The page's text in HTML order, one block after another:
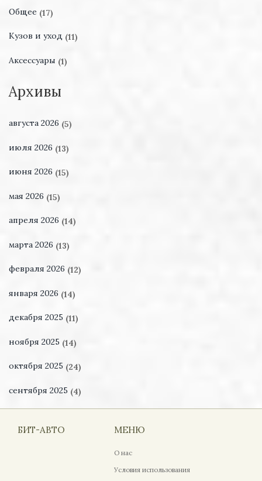
Общее (17)
Кузов и уход (11)
Аксессуары (1)
Архивы
августа 2026 (5)
июля 2026 (13)
июня 2026 (15)
мая 2026 (15)
апреля 2026 (14)
марта 2026 (13)
февраля 2026 (12)
января 2026 (14)
декабря 2025 (11)
ноября 2025 (14)
октября 2025 (24)
сентября 2025 (4)
БИТ-АВТО МЕНЮ
О нас
Условия использования